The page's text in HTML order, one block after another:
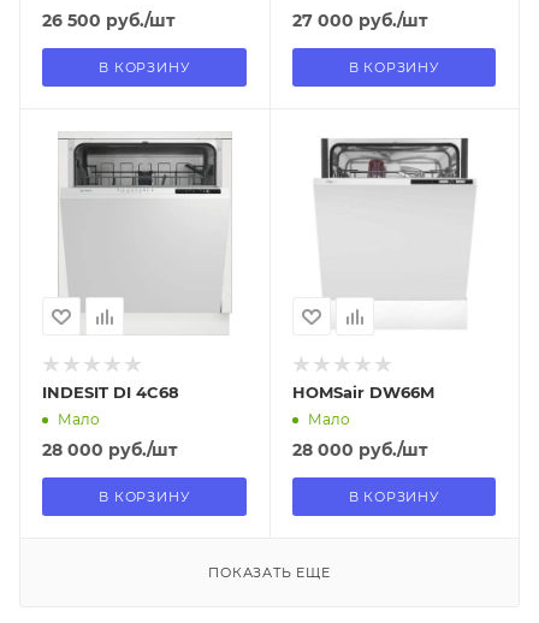
26 500 руб./шт
В КОРЗИНУ
27 000 руб./шт
В КОРЗИНУ
Отправим
11.08.2026
Нет
INDESIT DI 4C68
Мало
28 000 руб./шт
В КОРЗИНУ
Отправим
11.08.2026
HOMSair DW66M
Мало
28 000 руб./шт
В КОРЗИНУ
ПОКАЗАТЬ ЕЩЕ